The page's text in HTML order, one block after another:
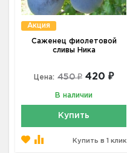
Акция
Саженец фиолетовой
сливы Ника
Цена: 450 ₽ 420 ₽
В наличии
Купить
Купить в 1 клик